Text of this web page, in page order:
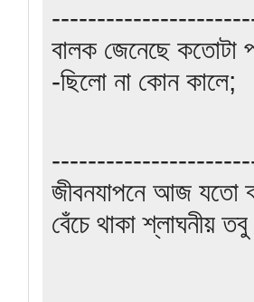
বালক জেনেছে কতোটা
-ছিলো না কোন কালে;
জীবনযাপনে আজ যতো
বেঁচে থাকা শ্লাঘনীয়